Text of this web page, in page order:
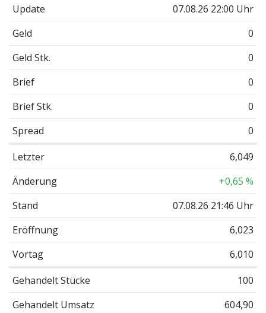
Update
07.08.26 22:00 Uhr
Geld
0
Geld Stk.
0
Brief
0
Brief Stk.
0
Spread
0
Letzter
6,049
Änderung
+0,65 %
Stand
07.08.26 21:46 Uhr
Eröffnung
6,023
Vortag
6,010
Gehandelt Stücke
100
Gehandelt Umsatz
604,90